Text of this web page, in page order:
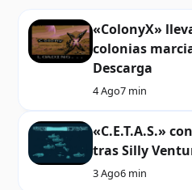
«ColonyX»
colonias
Descarga
4 Ago7 min
«C.E.T.A.S.»
tras Silly
3 Ago6 min